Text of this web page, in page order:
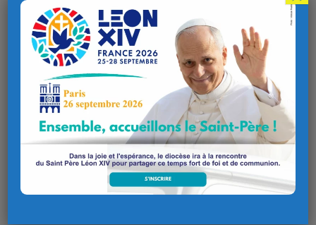
– « Arabad deoh mond gand an hentchou a gas war-zu ar
bayaned, ha chomit hep mond e kêriou ar Zamaritaned.
kentoh war-zu an deñved dianket euz pobl Izrael.7Dre ma’z
eot gand ho hent, embannit eo tostig-tost Rouantèlèz
Doue ».
Yaou 11 a viz gouere
Gouel Sant Beneat,
abad Monte Cassino, ken-batron Europa
Mz 19, 27-29